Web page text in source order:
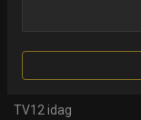
TV12 idag